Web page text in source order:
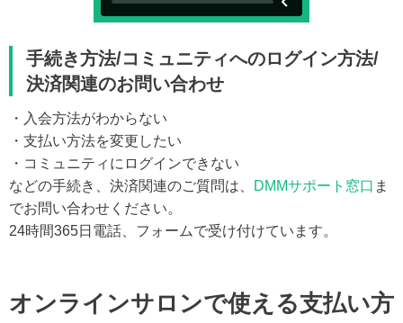
手続き方法/コミュニティへのログイン方法/
決済関連のお問い合わせ
・入会方法がわからない
・支払い方法を変更したい
・コミュニティにログインできない
などの手続き、決済関連のご質問は、
DMMサポート窓口 ま
でお問い合わせください。
24時間365日電話、フォームで受け付けています。
オンラインサロンで使える支払い方